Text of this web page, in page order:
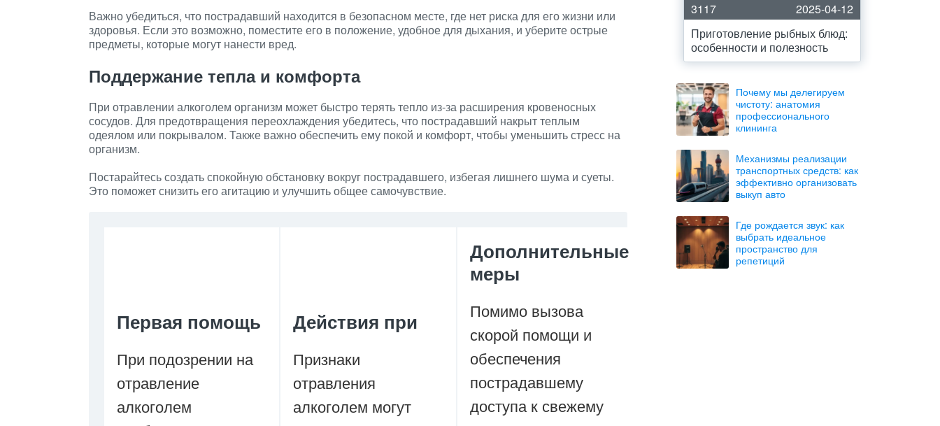
Важно убедиться, что пострадавший находится в безопасном месте, где нет риска для его жизни или
здоровья. Если это возможно, поместите его в положение, удобное для дыхания, и уберите острые
предметы, которые могут нанести вред.
Поддержание тепла и комфорта
При отравлении алкоголем организм может быстро терять тепло из-за расширения кровеносных
сосудов. Для предотвращения переохлаждения убедитесь, что пострадавший накрыт теплым
одеялом или покрывалом. Также важно обеспечить ему покой и комфорт, чтобы уменьшить стресс на
организм.
Постарайтесь создать спокойную обстановку вокруг пострадавшего, избегая лишнего шума и суеты.
Это поможет снизить его агитацию и улучшить общее самочувствие.
Первая помощь
При подозрении на
отравление
алкоголем
Действия при
Признаки
отравления
алкоголем могут
Дополнительные
меры
Помимо вызова
скорой помощи и
обеспечения
пострадавшему
доступа к свежему
3117
2025-04-12
Приготовление рыбных блюд:
особенности и полезность
Почему мы делегируем
чистоту: анатомия
профессионального
клининга
Механизмы реализации
транспортных средств: как
эффективно организовать
выкуп авто
Где рождается звук: как
выбрать идеальное
пространство для
репетиций